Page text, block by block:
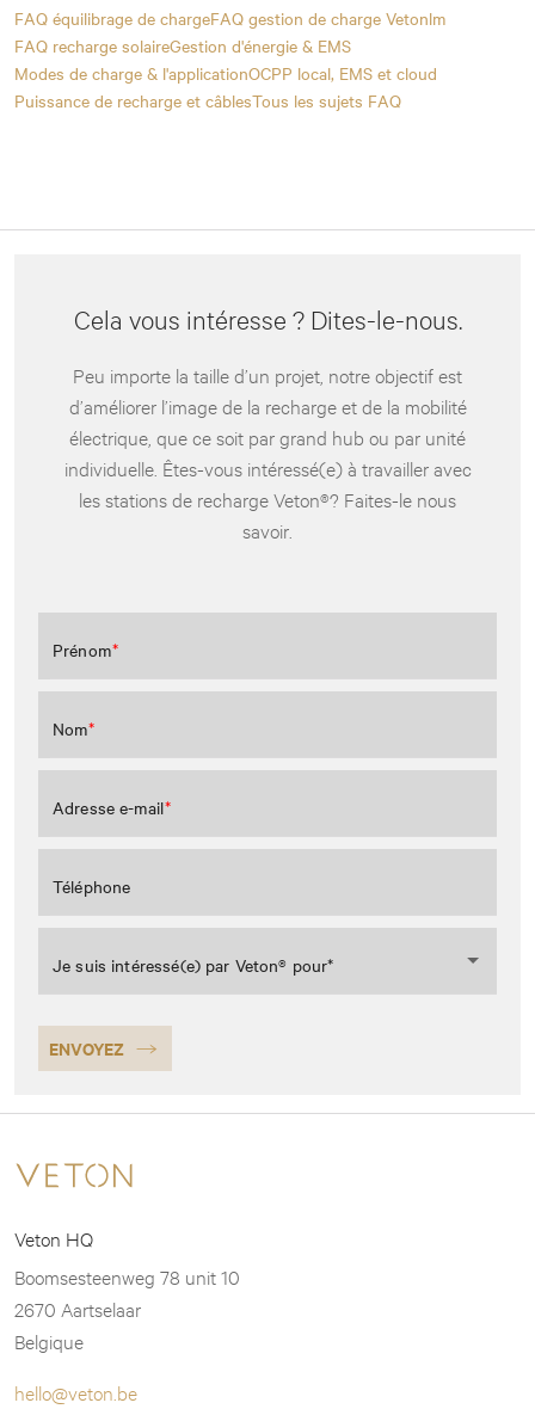
FAQ équilibrage de chargeFAQ gestion de charge Vetonlm
FAQ recharge solaireGestion d'énergie & EMS
Modes de charge & l'applicationOCPP local, EMS et cloud
Puissance de recharge et câblesTous les sujets FAQ
Cela vous intéresse ? Dites-le-nous.
Peu importe la taille d’un projet, notre objectif est
d’améliorer l’image de la recharge et de la mobilité
électrique, que ce soit par grand hub ou par unité
individuelle. Êtes-vous intéressé(e) à travailler avec
les stations de recharge Veton®? Faites-le nous
savoir.
Prénom
Nom
Adresse e-mail
Téléphone
Je suis intéressé(e) par Veton® pour
Veton HQ
Boomsesteenweg 78 unit 10
2670 Aartselaar
Belgique
hello@veton.be